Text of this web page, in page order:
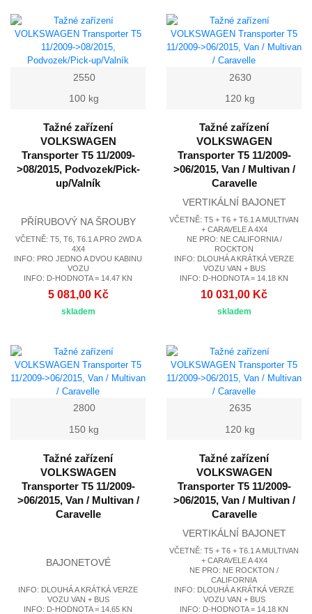
2550
100 kg
Tažné zařízení
VOLKSWAGEN
Transporter T5 11/2009-
>08/2015, Podvozek/Pick-
up/Valník
PŘÍRUBOVÝ NA ŠROUBY
VČETNĚ: T5, T6, T6.1 A PRO 2WD A
4X4
INFO: PRO JEDNO A DVOU KABINU
VOZU
INFO: D-HODNOTA = 14.47 KN
5 081,00 Kč
skladem
2630
120 kg
Tažné zařízení
VOLKSWAGEN
Transporter T5 11/2009-
>06/2015, Van / Multivan /
Caravelle
VERTIKÁLNÍ BAJONET
VČETNĚ: T5 + T6 + T6.1 A MULTIVAN
+ CARAVELE A 4X4
NE PRO: NE CALIFORNIA /
ROCKTON
INFO: DLOUHÁ A KRÁTKÁ VERZE
VOZU VAN + BUS
INFO: D-HODNOTA = 14.18 KN
10 031,00 Kč
skladem
2800
150 kg
Tažné zařízení
VOLKSWAGEN
Transporter T5 11/2009-
>06/2015, Van / Multivan /
Caravelle
BAJONETOVÉ
INFO: DLOUHÁ A KRÁTKÁ VERZE
VOZU VAN + BUS
INFO: D-HODNOTA = 14.65 KN
2635
120 kg
Tažné zařízení
VOLKSWAGEN
Transporter T5 11/2009-
>06/2015, Van / Multivan /
Caravelle
VERTIKÁLNÍ BAJONET
VČETNĚ: T5 + T6 + T6.1 A MULTIVAN
+ CARAVELE A 4X4
NE PRO: NE ROCKTON /
CALIFORNIA
INFO: DLOUHÁ A KRÁTKÁ VERZE
VOZU VAN + BUS
INFO: D-HODNOTA = 14.18 KN